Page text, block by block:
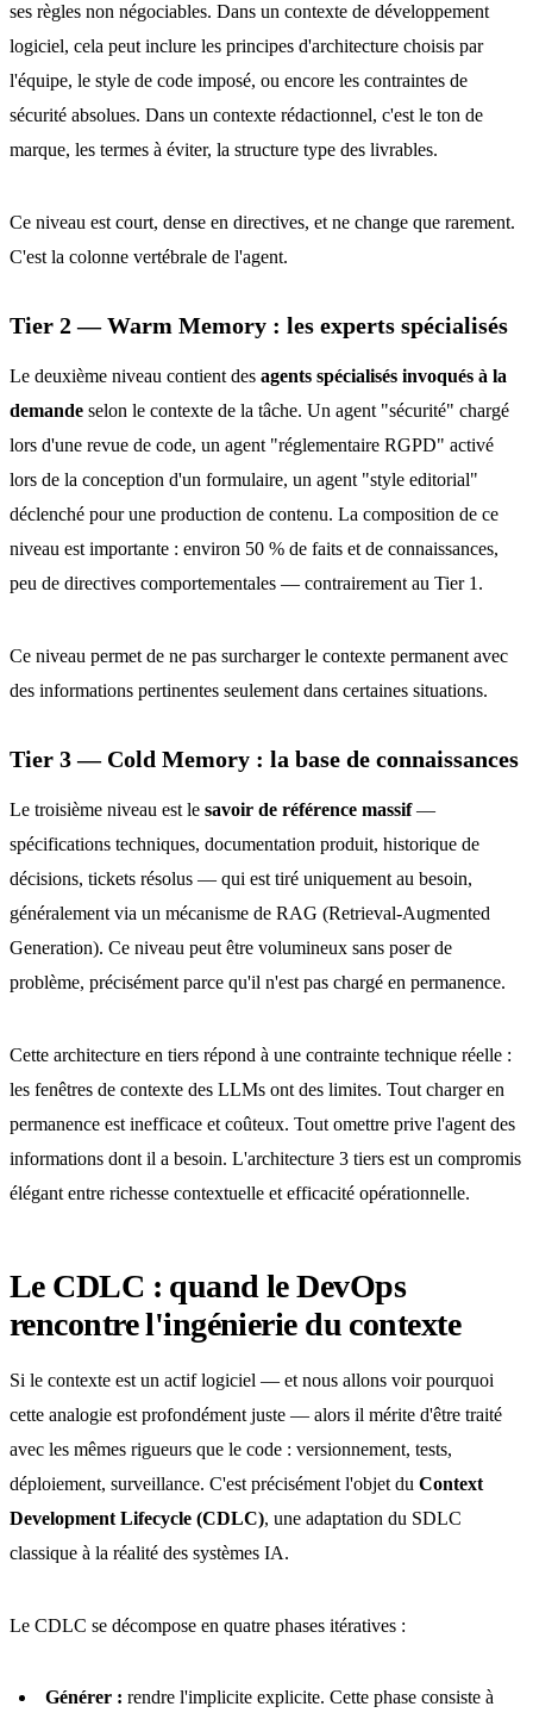
ses règles non négociables. Dans un contexte de développement
logiciel, cela peut inclure les principes d'architecture choisis par
l'équipe, le style de code imposé, ou encore les contraintes de
sécurité absolues. Dans un contexte rédactionnel, c'est le ton de
marque, les termes à éviter, la structure type des livrables.
Ce niveau est court, dense en directives, et ne change que rarement.
C'est la colonne vertébrale de l'agent.
Tier 2 — Warm Memory : les experts spécialisés
Le deuxième niveau contient des agents spécialisés invoqués à la
demande selon le contexte de la tâche. Un agent "sécurité" chargé
lors d'une revue de code, un agent "réglementaire RGPD" activé
lors de la conception d'un formulaire, un agent "style editorial"
déclenché pour une production de contenu. La composition de ce
niveau est importante : environ 50 % de faits et de connaissances,
peu de directives comportementales — contrairement au Tier 1.
Ce niveau permet de ne pas surcharger le contexte permanent avec
des informations pertinentes seulement dans certaines situations.
Tier 3 — Cold Memory : la base de connaissances
Le troisième niveau est le savoir de référence massif—
spécifications techniques, documentation produit, historique de
décisions, tickets résolus — qui est tiré uniquement au besoin,
généralement via un mécanisme de RAG (Retrieval-Augmented
Generation). Ce niveau peut être volumineux sans poser de
problème, précisément parce qu'il n'est pas chargé en permanence.
Cette architecture en tiers répond à une contrainte technique réelle :
les fenêtres de contexte des LLMs ont des limites. Tout charger en
permanence est inefficace et coûteux. Tout omettre prive l'agent des
informations dont il a besoin. L'architecture 3 tiers est un compromis
élégant entre richesse contextuelle et efficacité opérationnelle.
Le CDLC : quand le DevOps
rencontre l'ingénierie du contexte
Si le contexte est un actif logiciel — et nous allons voir pourquoi
cette analogie est profondément juste — alors il mérite d'être traité
avec les mêmes rigueurs que le code : versionnement, tests,
déploiement, surveillance. C'est précisément l'objet du Context
Development Lifecycle (CDLC), une adaptation du SDLC
classique à la réalité des systèmes IA.
Le CDLC se décompose en quatre phases itératives :
Générer : rendre l'implicite explicite. Cette phase consiste à